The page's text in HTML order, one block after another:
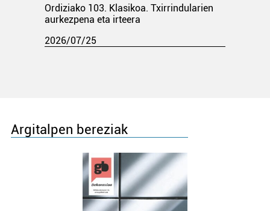
Ordiziako 103. Klasikoa. Txirrindularien
aurkezpena eta irteera
2026/07/25
Argitalpen bereziak